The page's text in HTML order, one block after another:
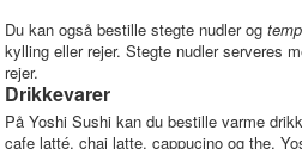
Du kan også bestille stegte nudler og
kylling eller rejer. Stegte nudler serveres
rejer.
Drikkevarer
På Yoshi Sushi kan du bestille varme
cafe latté, chai latte, cappucino og the.